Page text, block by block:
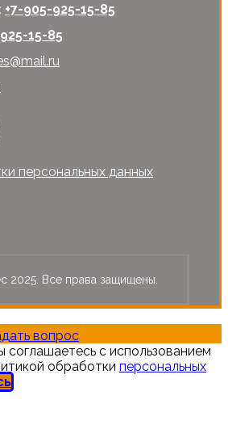
+7-905-925-15-85
15-85
персональных данных
2025. Все права защищены.
вопрос
соглашаетесь с использованием
обработки персональных